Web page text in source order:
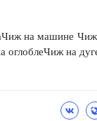
на машине
оглоблеЧиж на